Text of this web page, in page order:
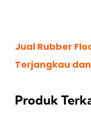
Jual Rubber
Terjangkau
Produk